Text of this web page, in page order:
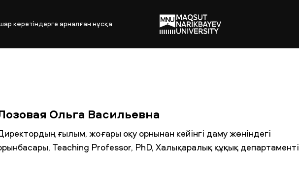
көретіндерге арналған нұсқа
Ольга Васильевна
ғылым, жоғары оқу орнынан кейінгі даму жөніндегі
Teaching Professor, PhD, Халықаралық құқық департаменті